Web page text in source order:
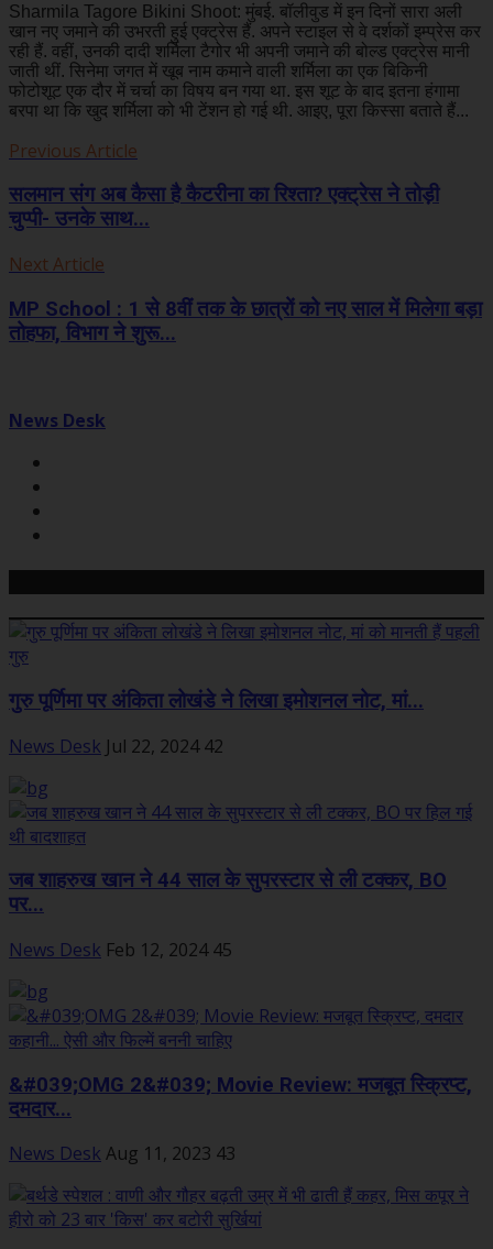
Sharmila Tagore Bikini Shoot: मुंबई. बॉलीवुड में इन दिनों सारा अली
खान नए जमाने की उभरती हुई एक्ट्रेस हैं. अपने स्टाइल से वे दर्शकों इम्प्रेस कर
रही हैं. वहीं, उनकी दादी शर्मिला टैगोर भी अपनी जमाने की बोल्ड एक्ट्रेस मानी
जाती थीं. सिनेमा जगत में खूब नाम कमाने वाली शर्मिला का एक​ बिकिनी
फोटोशूट एक दौर में चर्चा का​ विषय बन गया था. इस शूट के बाद इतना हंगामा
बरपा था कि खुद शर्मिला को भी टेंशन हो गई थी. आइए, पूरा किस्सा बताते हैं...
Previous Article
सलमान संग अब कैसा है कैटरीना का रिश्ता? एक्ट्रेस ने तोड़ी
चुप्पी- उनके साथ...
Next Article
MP School : 1 से 8वीं तक के छात्रों को नए साल में मिलेगा बड़ा
तोहफा, विभाग ने शुरू...
News Desk
गुरु पूर्णिमा पर अंकिता लोखंडे ने लिखा इमोशनल नोट, मां...
News Desk Jul 22, 2024 42
जब शाहरुख खान ने 44 साल के सुपरस्टार से ली टक्कर, BO
पर...
News Desk Feb 12, 2024 45
&#039;OMG 2&#039; Movie Review: मजबूत स्क्रिप्ट,
दमदार...
News Desk Aug 11, 2023 43